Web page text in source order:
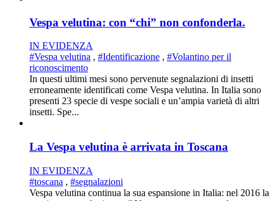
Vespa velutina: con “chi” non confonderla.
IN EVIDENZA
#Vespa velutina , #Identificazione , #Volantino per il
riconoscimento
In questi ultimi mesi sono pervenute segnalazioni di insetti
erroneamente identificati come Vespa velutina. In Italia sono
presenti 23 specie di vespe sociali e un’ampia varietà di altri
insetti. Spe...
La Vespa velutina è arrivata in Toscana
IN EVIDENZA
#toscana , #segnalazioni
Vespa velutina continua la sua espansione in Italia: nel 2016 la